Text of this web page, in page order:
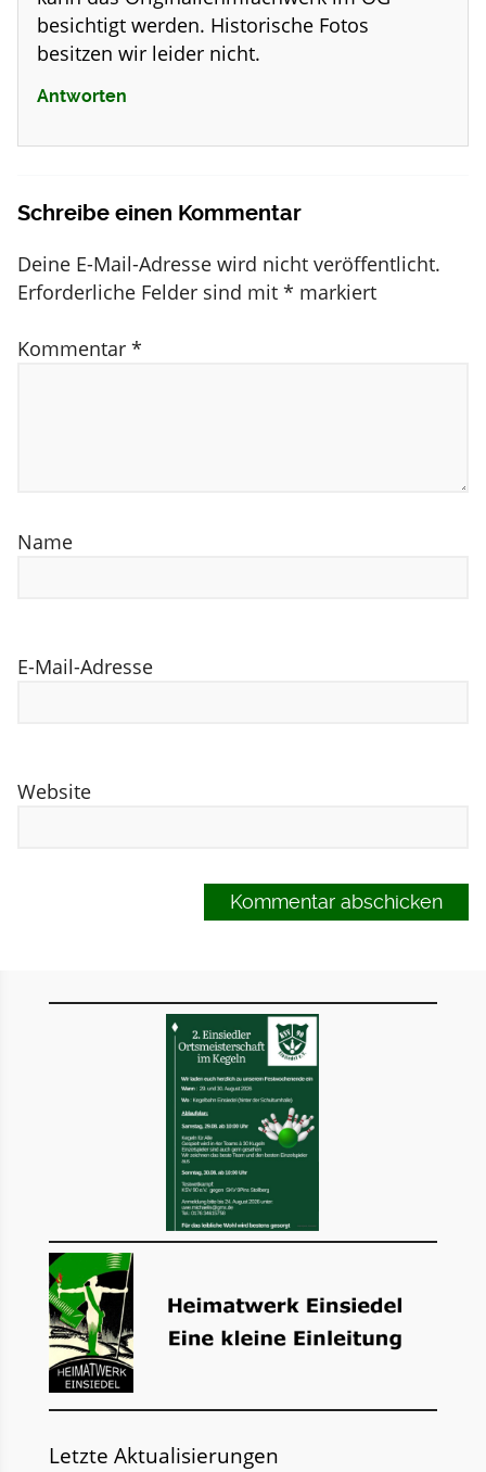
besichtigt werden. Historische Fotos
besitzen wir leider nicht.
Antworten
Schreibe einen Kommentar
Deine E-Mail-Adresse wird nicht veröffentlicht.
Erforderliche Felder sind mit * markiert
Kommentar *
Name
E-Mail-Adresse
Website
Letzte Aktualisierungen